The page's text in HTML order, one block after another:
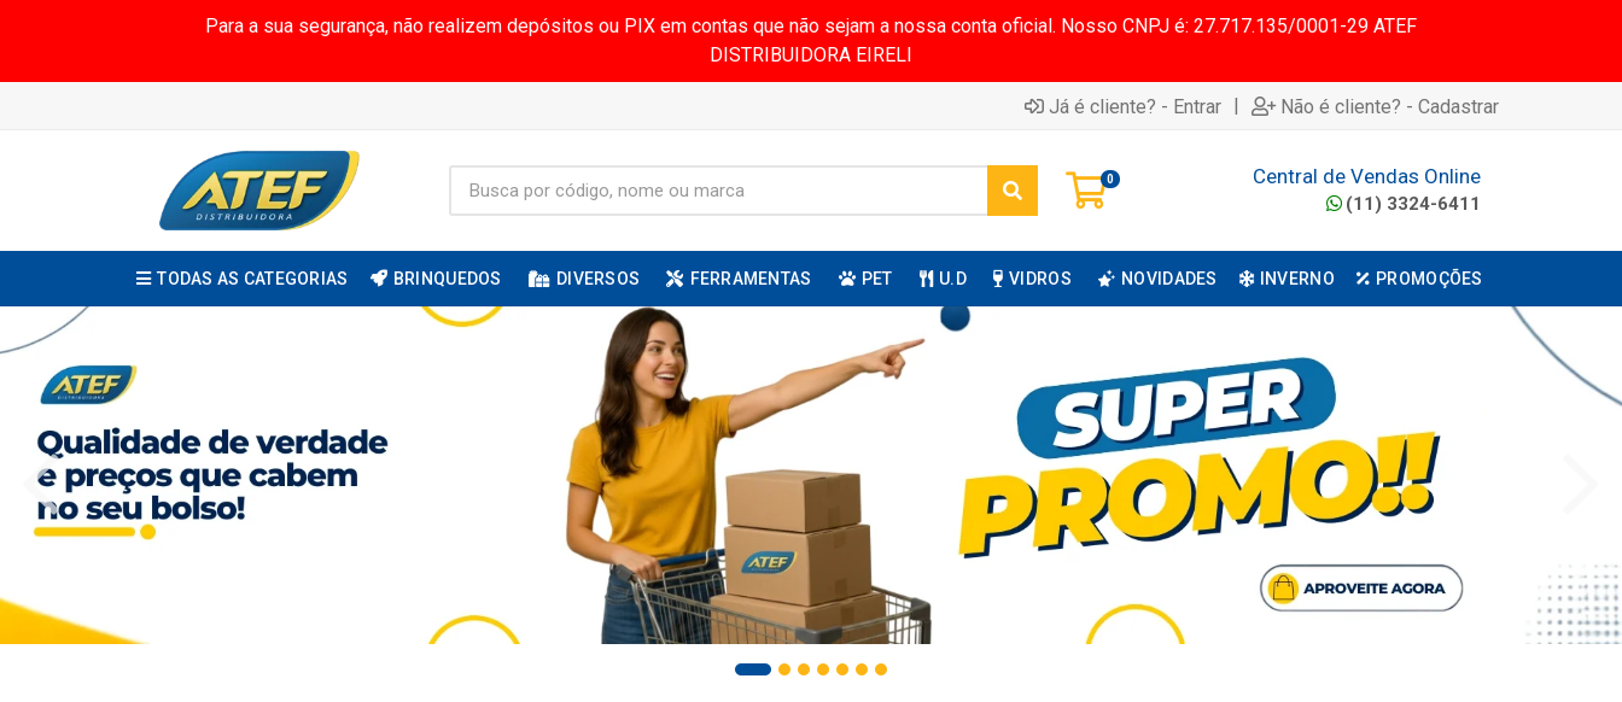
Para a sua segurança, não realizem depósitos ou PIX em contas que não sejam a nossa conta oficial. Nosso CNPJ é: 27.717.135/0001-29 ATEF
DISTRIBUIDORA EIRELI
Já é cliente? - Entrar | Não é cliente? - Cadastrar
0 Central de Vendas Online
(11) 3324-6411
TODAS AS CATEGORIAS BRINQUEDOS DIVERSOS FERRAMENTAS PET U.D VIDROS NOVIDADES INVERNO PROMOÇÕES